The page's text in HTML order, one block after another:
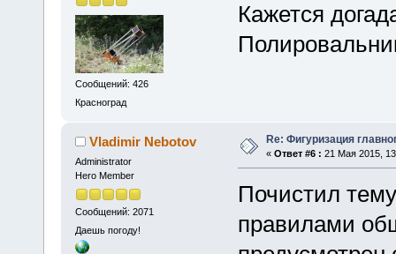
Сообщений: 426
Красноград
Кажется
Vladimir Nebotov
Administrator
Hero Member
Сообщений: 2071
Даешь погоду!
Re: Фигуризация
« Ответ #6 : 21 Мая 2015,
Почистил
правилами